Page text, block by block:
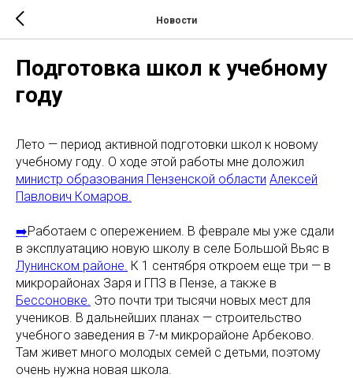
Новости
Подготовка школ к учебному
году
Лето — период активной подготовки школ к новому
учебному году. О ходе этой работы мне доложил
министр образования Пензенской области Алексей
Павлович Комаров.
➡️Работаем с опережением. В феврале мы уже сдали
в эксплуатацию новую школу в селе Большой Вьяс в
Лунинском районе. К 1 сентября откроем еще три — в
микрорайонах Заря и ГПЗ в Пензе, а также в
Бессоновке. Это почти три тысячи новых мест для
учеников. В дальнейших планах — строительство
учебного заведения в 7-м микрорайоне Арбеково.
Там живет много молодых семей с детьми, поэтому
очень нужна новая школа.